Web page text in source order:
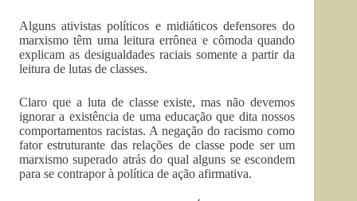
Alguns ativistas políticos e midiáticos defensores do
marxismo têm uma leitura errônea e cômoda quando
explicam as desigualdades raciais somente a partir da
leitura de lutas de classes.
Claro que a luta de classe existe, mas não devemos
ignorar a existência de uma educação que dita nossos
comportamentos racistas. A negação do racismo como
fator estruturante das relações de classe pode ser um
marxismo superado atrás do qual alguns se escondem
para se contrapor à política de ação afirmativa.